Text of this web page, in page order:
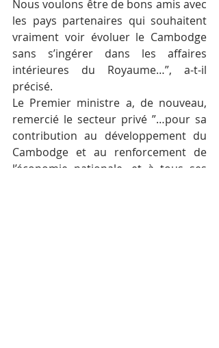
Nous voulons être de bons amis avec
les pays partenaires qui souhaitent
vraiment voir évoluer le Cambodge
sans s’ingérer dans les affaires
intérieures du Royaume…”, a-t-il
précisé.
Le Premier ministre a, de nouveau,
remercié le secteur privé ”…pour sa
contribution au développement du
Cambodge et au renforcement de
l’économie nationale, et à tous ses